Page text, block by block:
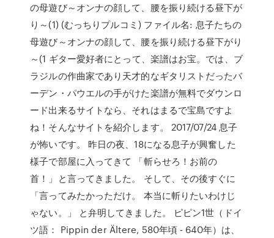
の母遊び～オンナの顔して、腰を振り続ける昼下が
り～(1) (むっちりプルコミ) ファイル名: 息子たちの
母遊び～オンナの顔して、腰を振り続ける昼下がり
～(1 ギター愛好者にとって、楽譜はお宝。では、ブ
ラジルの作曲家であり天才的なギタリストだったバ
ーデン・パウエルの手がけた楽譜が無料でダウンロ
ード出来るサイトなら、それはまるで宝島ですよ
ね！そんなサイトを紹介します。 2017/07/24 息子
が怖いです。 昨日の夜、18になる息子が興奮した
様子で部屋に入ってきて 「斬らせろ！お前の
首！」と言ってきました。 そして、その後すぐに
「言ってみたかっただけ。 本当に斬りたいわけじ
ゃない。」 と弁明してきました。 ピピン1世（ドイ
ツ語： Pippin der Ältere, 580年頃 - 640年）は、